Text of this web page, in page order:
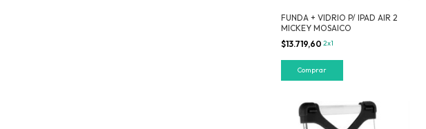
FUNDA + VIDRIO P/ IPAD AIR 2
MICKEY MOSAICO
$13.719,60 2x1